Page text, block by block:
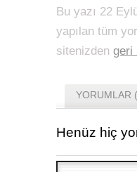
Bu yazı 22
yapılan tüm
sitenizdengeri
YORUMLAR
Henüz hiç